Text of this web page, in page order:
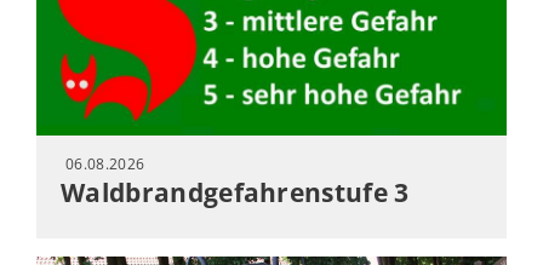
06.08.2026
Waldbrandgefahrenstufe 3